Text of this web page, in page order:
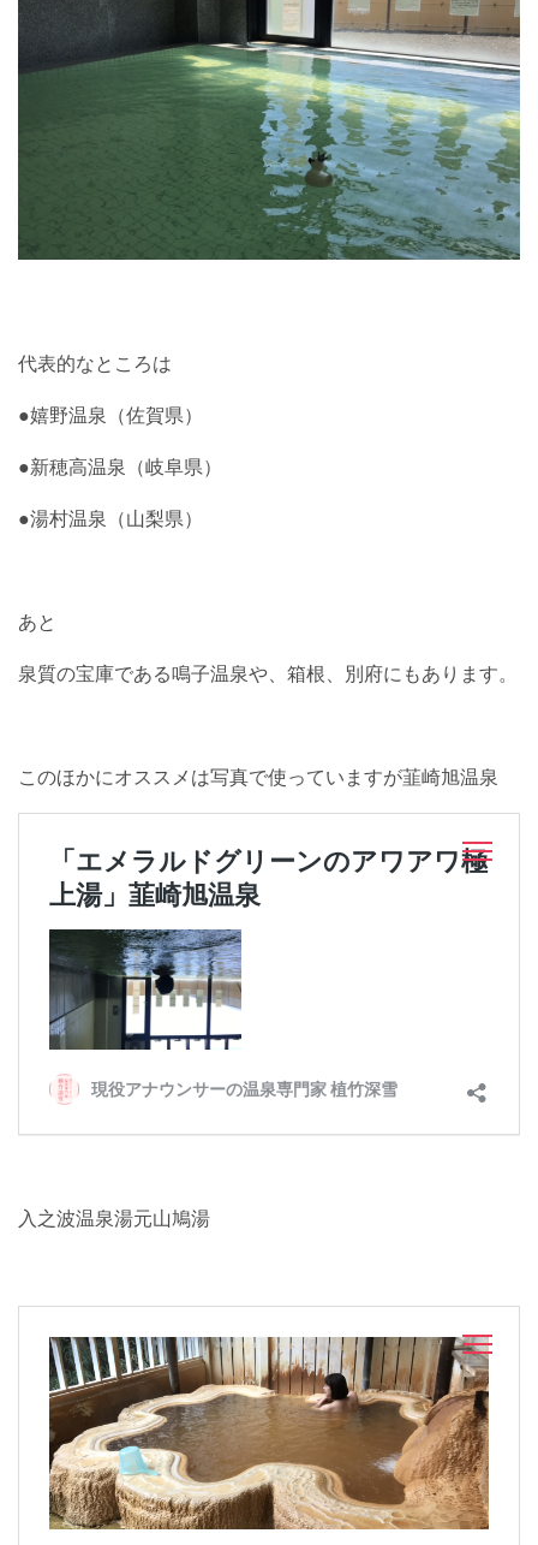
代表的なところは
●嬉野温泉（佐賀県）
●新穂高温泉（岐阜県）
●湯村温泉（山梨県）
あと
泉質の宝庫である鳴子温泉や、箱根、別府にもあります。
このほかにオススメは写真で使っていますが韮崎旭温泉
入之波温泉湯元山鳩湯